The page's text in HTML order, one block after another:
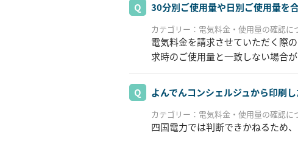
30分別ご使用量や日別ご使用量を
カテゴリー：電気料金・使用量の確認に
電気料金を請求させていただく際
求時のご使用量と一致しない場合が
よんでんコンシェルジュから印刷
カテゴリー：電気料金・使用量の確認に
四国電力では判断できかねるため